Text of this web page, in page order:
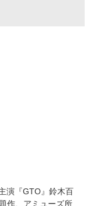
演『GTO』鈴木百
作、アミューズ所